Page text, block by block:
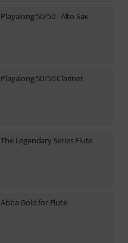
Playalong 50/50 - Alto Sax
Playalong 50/50 Clarinet
The Legendary Series Flute
Abba Gold for Flute